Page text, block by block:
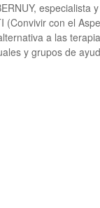
especialista
(Convivir con el
a las
y grupos de